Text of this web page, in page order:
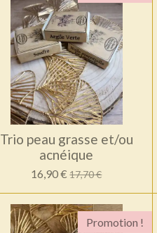
Trio peau grasse et/ou
acnéique
16,90 € 17,70 €
Promotion !